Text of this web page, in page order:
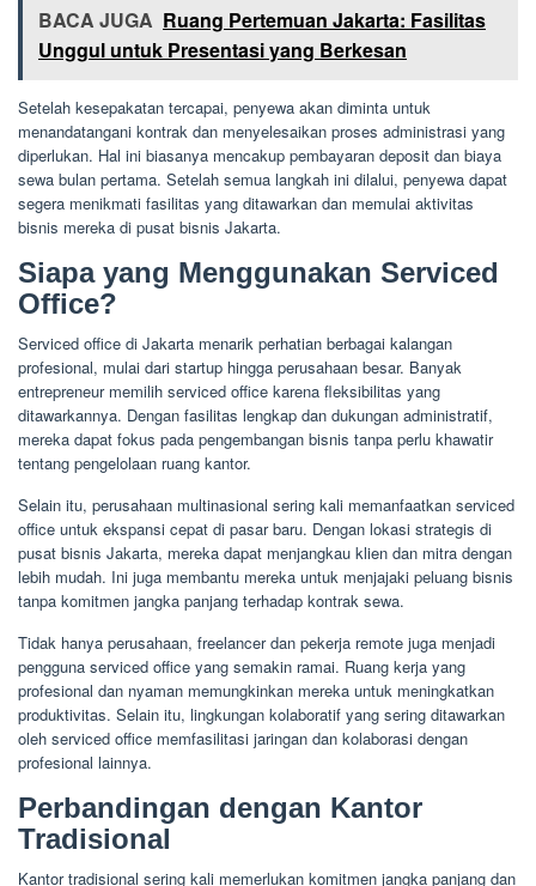
BACA JUGA Ruang Pertemuan Jakarta: Fasilitas
Unggul untuk Presentasi yang Berkesan
Setelah kesepakatan tercapai, penyewa akan diminta untuk
menandatangani kontrak dan menyelesaikan proses administrasi yang
diperlukan. Hal ini biasanya mencakup pembayaran deposit dan biaya
sewa bulan pertama. Setelah semua langkah ini dilalui, penyewa dapat
segera menikmati fasilitas yang ditawarkan dan memulai aktivitas
bisnis mereka di pusat bisnis Jakarta.
Siapa yang Menggunakan Serviced
Office?
Serviced office di Jakarta menarik perhatian berbagai kalangan
profesional, mulai dari startup hingga perusahaan besar. Banyak
entrepreneur memilih serviced office karena fleksibilitas yang
ditawarkannya. Dengan fasilitas lengkap dan dukungan administratif,
mereka dapat fokus pada pengembangan bisnis tanpa perlu khawatir
tentang pengelolaan ruang kantor.
Selain itu, perusahaan multinasional sering kali memanfaatkan serviced
office untuk ekspansi cepat di pasar baru. Dengan lokasi strategis di
pusat bisnis Jakarta, mereka dapat menjangkau klien dan mitra dengan
lebih mudah. Ini juga membantu mereka untuk menjajaki peluang bisnis
tanpa komitmen jangka panjang terhadap kontrak sewa.
Tidak hanya perusahaan, freelancer dan pekerja remote juga menjadi
pengguna serviced office yang semakin ramai. Ruang kerja yang
profesional dan nyaman memungkinkan mereka untuk meningkatkan
produktivitas. Selain itu, lingkungan kolaboratif yang sering ditawarkan
oleh serviced office memfasilitasi jaringan dan kolaborasi dengan
profesional lainnya.
Perbandingan dengan Kantor
Tradisional
Kantor tradisional sering kali memerlukan komitmen jangka panjang dan